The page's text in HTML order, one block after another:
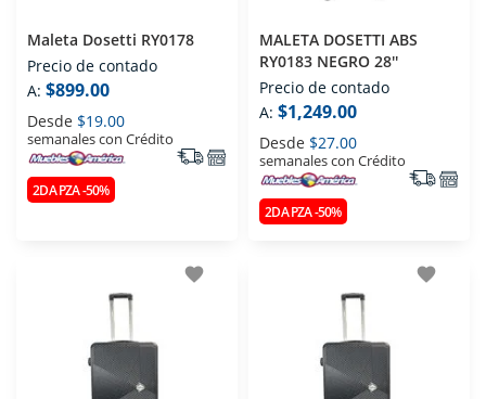
Maleta Dosetti RY0178
Precio de contado
A: $899.00
Desde $19.00
semanales con Crédito
2DA PZA -50%
MALETA DOSETTI ABS
RY0183 NEGRO 28''
Precio de contado
A: $1,249.00
Desde $27.00
semanales con Crédito
2DA PZA -50%
favorite favorite